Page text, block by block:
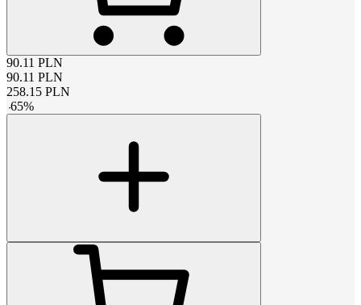
90.11 PLN
90.11 PLN
258.15 PLN
-65%